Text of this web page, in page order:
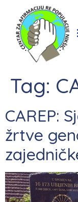
Tag:
CAREP:
žrtve